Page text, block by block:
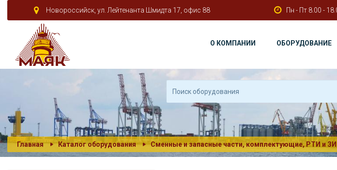
Новороссийск, ул. Лейтенанта Шмидта 17, офис 88 Пн - Пт 8.00 -
О КОМПАНИИ ОБОРУДОВАНИЕ
Главная Каталог оборудования Сменные и запасные части, комплектующие, РТИ и